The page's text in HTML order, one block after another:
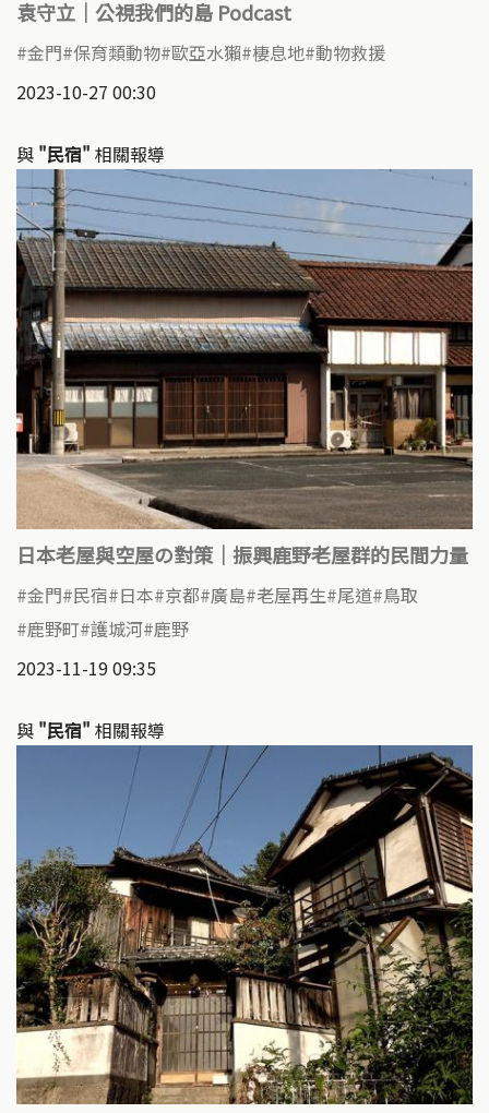
袁守立｜公視我們的島 Podcast
金門 保育類動物 歐亞水獺 棲息地 動物救援
2023-10-27 00:30
與 "民宿" 相關報導
日本老屋與空屋の對策｜振興鹿野老屋群的民間力量
金門 民宿 日本 京都 廣島 老屋再生 尾道 鳥取
鹿野町 護城河 鹿野
2023-11-19 09:35
與 "民宿" 相關報導